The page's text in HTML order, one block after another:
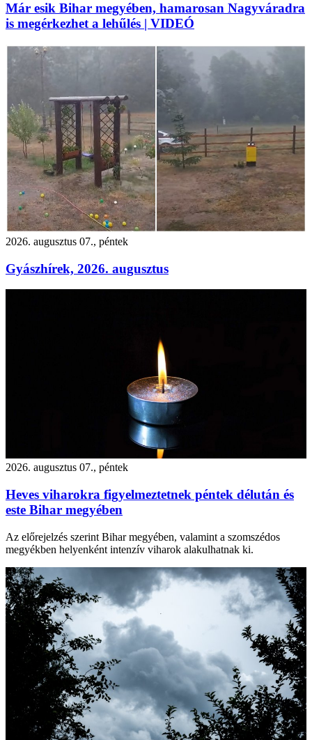
Már esik Bihar megyében, hamarosan Nagyváradra
is megérkezhet a lehűlés | VIDEÓ
2026. augusztus 07., péntek
Gyászhírek, 2026. augusztus
2026. augusztus 07., péntek
Heves viharokra figyelmeztetnek péntek délután és
este Bihar megyében
Az előrejelzés szerint Bihar megyében, valamint a szomszédos
megyékben helyenként intenzív viharok alakulhatnak ki.